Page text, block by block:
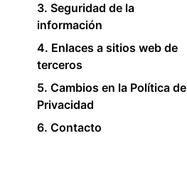
3. Seguridad de la
información
4. Enlaces a sitios web de
terceros
5. Cambios en la Política de
Privacidad
6. Contacto